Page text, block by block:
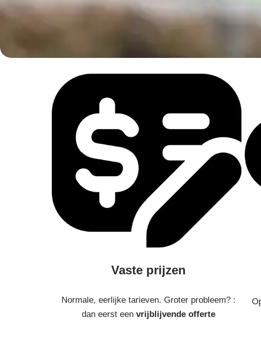
Vaste prijzen
Normale, eerlijke tarieven. Groter probleem? :
dan eerst een vrijblijvende offerte